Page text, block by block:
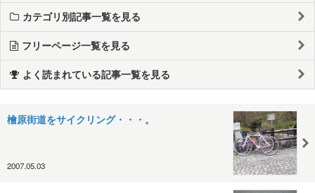
カテゴリ別記事一覧を見る
フリーページ一覧を見る
よく読まれている記事一覧を見る
檜原街道をサイクリング・・・。
2007.05.03